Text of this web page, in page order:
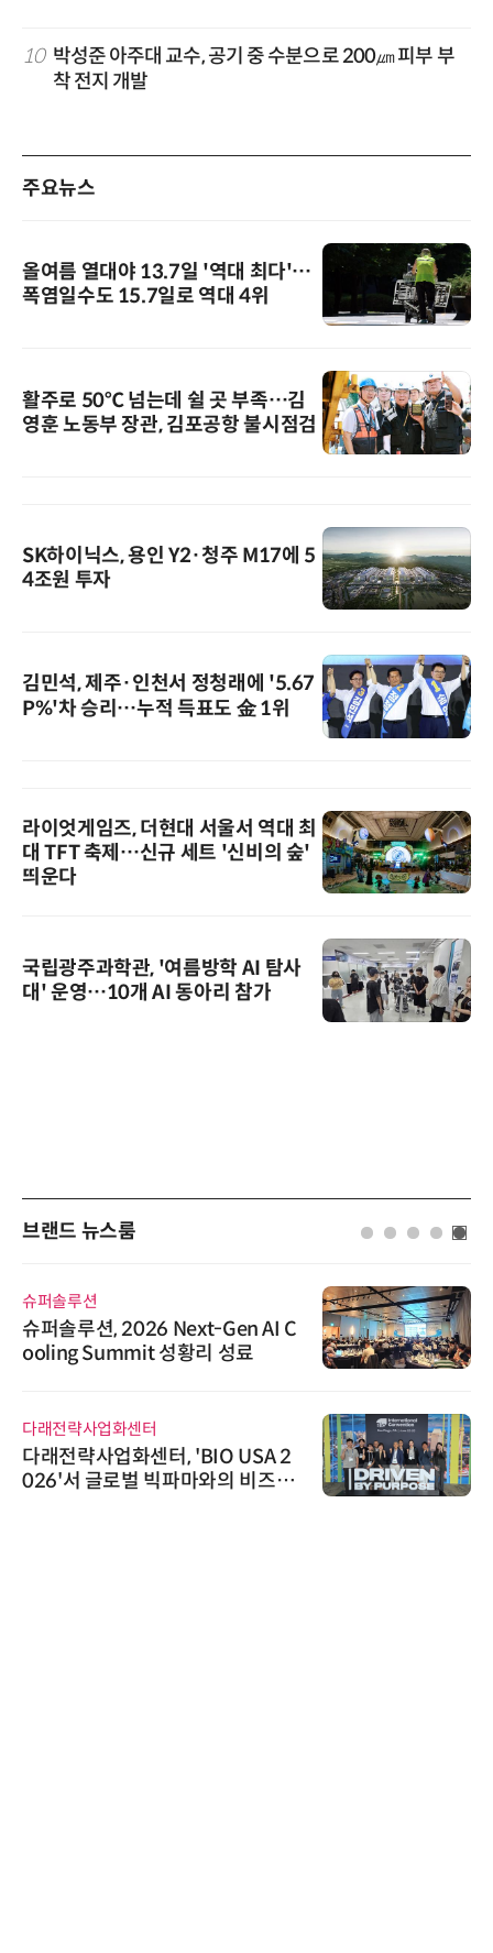
10 박성준 아주대 교수, 공기 중 수분으로 200㎛ 피부 부
착 전지 개발
주요뉴스
올여름 열대야 13.7일 '역대 최다'…
폭염일수도 15.7일로 역대 4위
활주로 50℃ 넘는데 쉴 곳 부족…김
영훈 노동부 장관, 김포공항 불시점검
SK하이닉스, 용인 Y2·청주 M17에 5
4조원 투자
김민석, 제주·인천서 정청래에 '5.67
P%'차 승리…누적 득표도 金 1위
라이엇게임즈, 더현대 서울서 역대 최
대 TFT 축제…신규 세트 '신비의 숲'
띄운다
국립광주과학관, '여름방학 AI 탐사
대' 운영…10개 AI 동아리 참가
브랜드 뉴스룸
슈퍼솔루션
슈퍼솔루션, 2026 Next-Gen AI C
ooling Summit 성황리 성료
다래전략사업화센터
다래전략사업화센터, 'BIO USA 2
026'서 글로벌 빅파마와의 비즈니